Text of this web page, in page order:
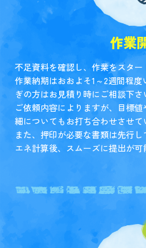
作業
不足資料を確認し、作業をスター
作業納期はおおよそ1～2週間程
ぎの方はお見積り時にご相談下さ
ご依頼内容によりますが、目標
細についてもお打ち合わせさせて
また、押印が必要な書類は先行
エネ計算後、スムーズに提出が可